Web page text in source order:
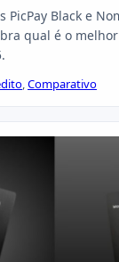
PicPay Black e
qual é o
Comparativo